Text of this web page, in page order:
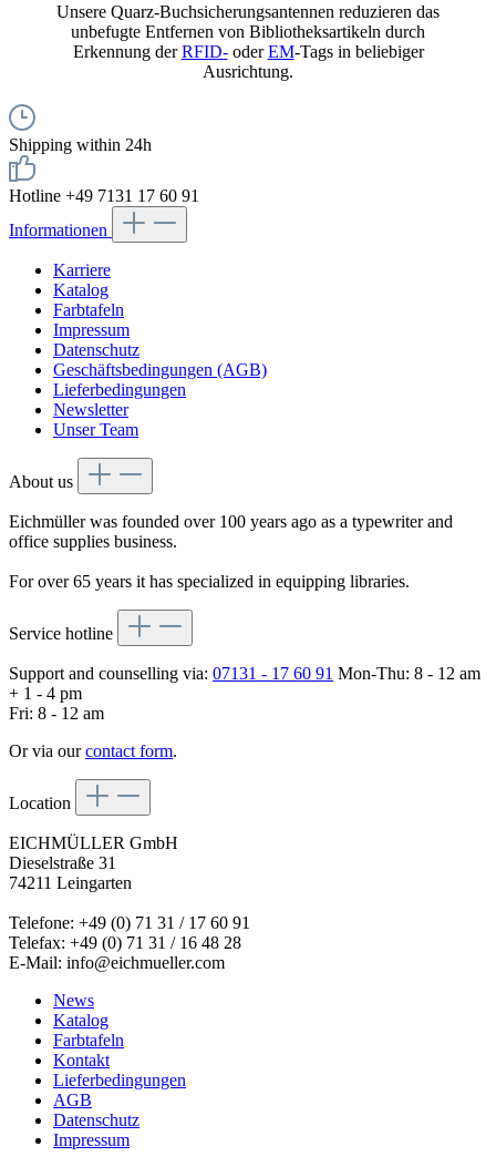
Unsere Quarz-Buchsicherungsantennen reduzieren das
unbefugte Entfernen von Bibliotheksartikeln durch
Erkennung derRFID-oderEM-Tags in beliebiger
Ausrichtung.
Shipping within 24h
Hotline +49 7131 17 60 91
Informationen
Karriere
Katalog
Farbtafeln
Impressum
Datenschutz
Geschäftsbedingungen (AGB)
Lieferbedingungen
Newsletter
Unser Team
About us
Eichmüller was founded over 100 years ago as a typewriter and
office supplies business.
For over 65 years it has specialized in equipping libraries.
Service hotline
Support and counselling via: 07131 - 17 60 91 Mon-Thu: 8 - 12 am
+ 1 - 4 pm
Fri: 8 - 12 am
Or via ourcontact form.
Location
EICHMÜLLER GmbH
Dieselstraße 31
74211 Leingarten
Telefone: +49 (0) 71 31 / 17 60 91
Telefax: +49 (0) 71 31 / 16 48 28
E-Mail: info@eichmueller.com
News
Katalog
Farbtafeln
Kontakt
Lieferbedingungen
AGB
Datenschutz
Impressum